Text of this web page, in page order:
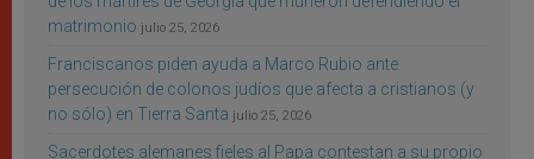
matrimonio julio 25, 2026
Franciscanos piden ayuda a Marco Rubio ante
persecución de colonos judíos que afecta a cristianos (y
no sólo) en Tierra Santa julio 25, 2026
Sacerdotes alemanes fieles al Papa contestan a su propio